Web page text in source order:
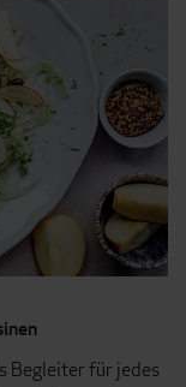
Begleiter für jedes